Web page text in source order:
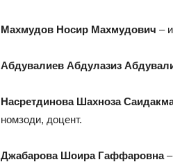
Махмудов Носир Махмудович –
Абдувалиев Абдулазиз
Насретдинова Шахноза
номзоди, доцент.
Джабарова Шоира Гаффаровна–